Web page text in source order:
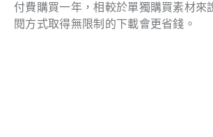
付費購買一年，相較於單獨購買素材來
閱方式取得無限制的下載會更省錢。